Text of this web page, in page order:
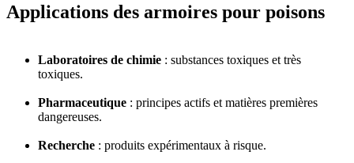
Applications des armoires pour poisons
Laboratoires de chimie : substances toxiques et très
toxiques.
Pharmaceutique : principes actifs et matières premières
dangereuses.
Recherche : produits expérimentaux à risque.